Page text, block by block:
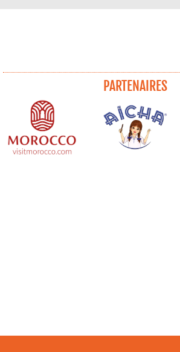
PARTENAIRES